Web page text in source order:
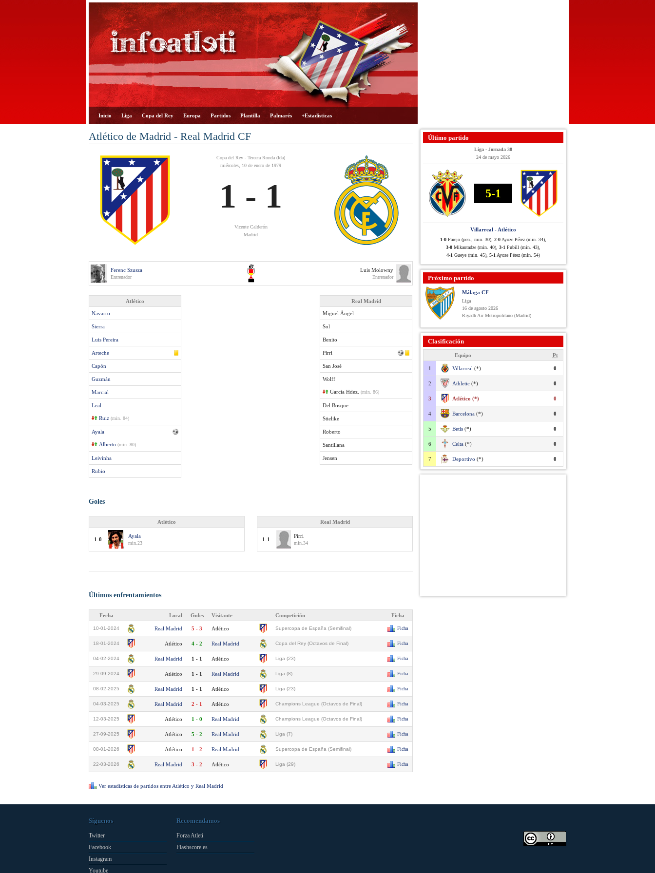
Inicio Liga Copa del Rey Europa Partidos Plantilla Palmarés +Estadísticas
Atlético de Madrid - Real Madrid CF
Copa del Rey - Tercera Ronda (Ida)
miércoles, 10 de enero de 1979
1 - 1
Vicente Calderón
Madrid
Ferenc Szusza
Entrenador
Luis Molowny
Entrenador
Atlético
Navarro
Sierra
Luis Pereira
Arteche
Capón
Guzmán
Marcial
Leal
Ruiz (min. 84)
Ayala
Alberto (min. 80)
Leivinha
Rubio
Real Madrid
Miguel Ángel
Sol
Benito
Pirri
San José
Wolff
García Hdez. (min. 86)
Del Bosque
Stielike
Roberto
Santillana
Jensen
Goles
Atlético
1-0
Ayala
min.23
Real Madrid
1-1
Pirri
min.34
Últimos enfrentamientos
Fecha Local Goles Visitante Competición Ficha
10-01-2024 Real Madrid 5 - 3 Atlético Supercopa de España (Semifinal) Ficha
18-01-2024 Atlético 4 - 2 Real Madrid Copa del Rey (Octavos de Final) Ficha
04-02-2024 Real Madrid 1 - 1 Atlético Liga (23) Ficha
29-09-2024 Atlético 1 - 1 Real Madrid Liga (8) Ficha
08-02-2025 Real Madrid 1 - 1 Atlético Liga (23) Ficha
04-03-2025 Real Madrid 2 - 1 Atlético Champions League (Octavos de Final) Ficha
12-03-2025 Atlético 1 - 0 Real Madrid Champions League (Octavos de Final) Ficha
27-09-2025 Atlético 5 - 2 Real Madrid Liga (7) Ficha
08-01-2026 Atlético 1 - 2 Real Madrid Supercopa de España (Semifinal) Ficha
22-03-2026 Real Madrid 3 - 2 Atlético Liga (29) Ficha
Ver estadísticas de partidos entre Atlético y Real Madrid
Último partido
Liga - Jornada 38
24 de mayo 2026
5-1
Villarreal - Atlético
1-0 Parejo (pen., min. 30), 2-0 Ayoze Pérez (min. 34),
3-0 Mikautadze (min. 40), 3-1 Pubill (min. 43),
4-1 Gueye (min. 45), 5-1 Ayoze Pérez (min. 54)
Próximo partido
Málaga CF
Liga
16 de agosto 2026
Riyadh Air Metropolitano (Madrid)
Clasificación
Equipo Pt
1 Villarreal (*) 0
2 Athletic (*) 0
3 Atlético (*) 0
4 Barcelona (*) 0
5 Betis (*) 0
6 Celta (*) 0
7 Deportivo (*) 0
Síguenos
Twitter
Facebook
Instagram
Youtube
Recomendamos
Forza Atleti
Flashscore.es